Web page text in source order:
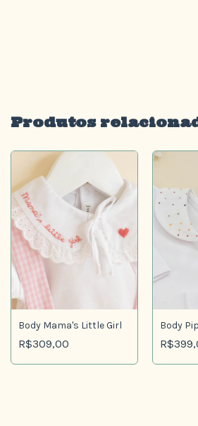
Produtos
Body Mama's Little Girl
R$309,00
Body